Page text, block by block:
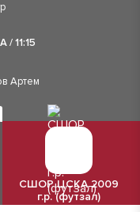
11:15
Артем
СШОР ЦСКА 2009
г.р. (футзал)